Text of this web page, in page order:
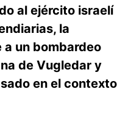
al ejército israelí
la
un bombardeo
de Vugledar y
en el contexto